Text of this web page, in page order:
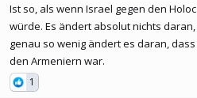
www.spiegel.de
Ist so, als wenn Israel gegen den
würde. Es ändert absolut nichts
genau so wenig ändert es daran,
den Armeniern war.
1